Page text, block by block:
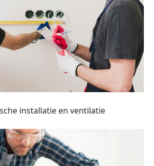
installatie en ventilatie